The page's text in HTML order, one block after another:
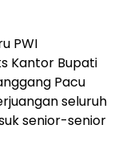
PWI
Kantor Bupati
Pacu
seluruh
senior-senior